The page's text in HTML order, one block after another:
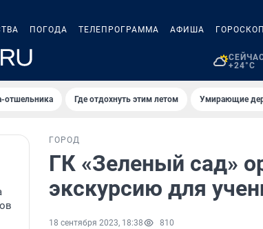
ПОГОДА ТЕЛЕПРОГРАММА АФИША ГОРОСКОП
+24°C
отшельника Где отдохнуть этим летом Умирающие
ГОРОД
ГК «Зеленый сад»
экскурсию для
18 сентября 2023, 18:38 810